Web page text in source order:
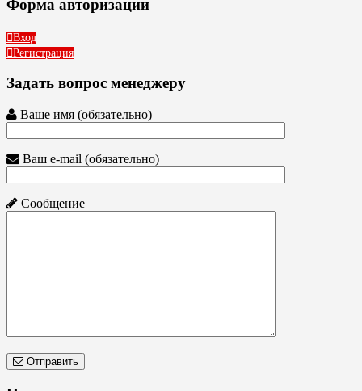
Форма авторизации
Вход
Регистрация
Задать вопрос менеджеру
Ваше имя (обязательно)
Ваш e-mail (обязательно)
Сообщение
Отправить